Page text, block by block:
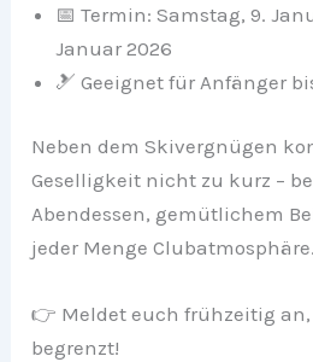
📅 Termin: Samstag, 9.
Januar 2026
🎿 Geeignet für Anfänger
Neben dem Skivergnügen
Geselligkeit nicht zu kurz –
Abendessen, gemütlichem
jeder Menge Clubatmosphäre.
👉 Meldet euch frühzeitig an,
begrenzt!